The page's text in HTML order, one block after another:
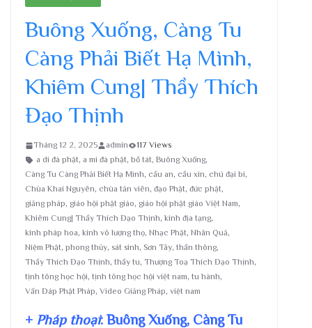
Buông Xuống, Càng Tu
Càng Phải Biết Hạ Mình,
Khiêm Cung| Thầy Thích
Đạo Thịnh
Tháng 12 2, 2025 admin
117 Views
a di đà phật, a mi đà phật, bồ tát, Buông Xuống,
Càng Tu Càng Phải Biết Hạ Mình, cầu an, cầu xin, chú đại bi,
Chùa Khai Nguyên, chùa tản viên, đạo Phật, đức phật,
giảng pháp, giáo hội phật giáo, giáo hội phật giáo Việt Nam,
Khiêm Cung| Thầy Thích Đạo Thịnh, kinh địa tạng,
kinh pháp hoa, kinh vô lượng thọ, Nhạc Phật, Nhân Quả,
Niệm Phật, phong thủy, sát sinh, Sơn Tây, thần thông,
Thầy Thích Đạo Thịnh, thầy tu, Thượng Toạ Thích Đạo Thịnh,
tịnh tông học hội, tịnh tông học hội việt nam, tu hành,
Vấn Đáp Phật Pháp, Video Giảng Pháp, việt nam
+ Pháp thoại: Buông Xuống, Càng Tu